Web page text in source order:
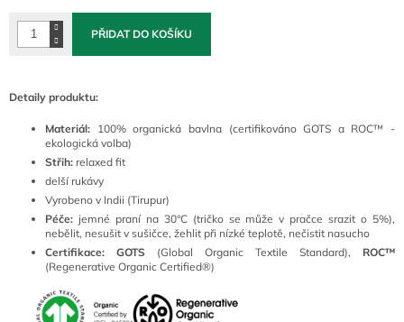
PŘIDAT DO KOŠÍKU
Detaily produktu:
Materiál: 100% organická bavlna (certifikováno GOTS a ROC™ -
ekologická volba)
Střih: relaxed fit
delší rukávy
Vyrobeno v Indii (Tirupur)
Péče: jemné praní na 30°C (tričko se může v pračce srazit o 5%),
nebělit, nesušit v sušičce, žehlit při nízké teplotě, nečistit nasucho
Certifikace: GOTS (Global Organic Textile Standard), ROC™
(Regenerative Organic Certified®)